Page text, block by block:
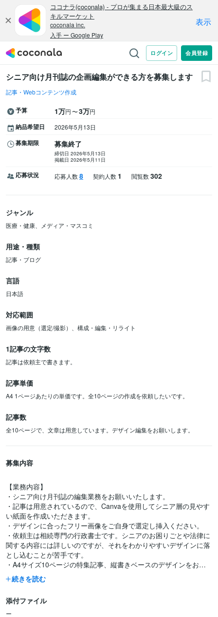
シニア向け月刊誌の企画編集ができる方を募集します
記事・Webコンテンツ作成
予算 1万円〜3万円
納品希望日 2026年5月13日
募集期限 募集終了
締切日 2026年5月13日
掲載日 2026年5月11日
応募状況 応募人数8 契約人数 1 閲覧数302
ジャンル
医療・健康、メディア・マスコミ
用途・種類
記事・ブログ
言語
日本語
対応範囲
画像の用意（選定/撮影）、構成・編集・リライト
1記事の文字数
記事は依頼主で書きます。
記事単価
A4 1ページあたりの単価です。全10ページの作成を依頼したいです。
記事数
全10ページで、文章は用意しています。デザイン編集をお願いします。
募集内容
【業務内容】
・シニア向け月刊誌の編集業務をお願いいたします。
・記事は用意されているので、Canvaを使用してシニア層の見やす
い紙面を作成いただきます。
・デザインに合ったフリー画像をご自身で選定し挿入ください。
・依頼主は相続専門の行政書士です。シニアのお困りごとや法律に
関する内容には詳しいのですが、それをわかりやすいデザインに落
とし込むことが苦手です。
・A4サイズ10ページの特集記事、縦書きベースのデザインをお願
いします。
・お互いに条件が合えば次号以降もお願いすることがあります。
【必須条件】
・読者の視点に立ち、分かりやすく魅力的なデザインを作成できる
続きを読む
添付ファイル
ー